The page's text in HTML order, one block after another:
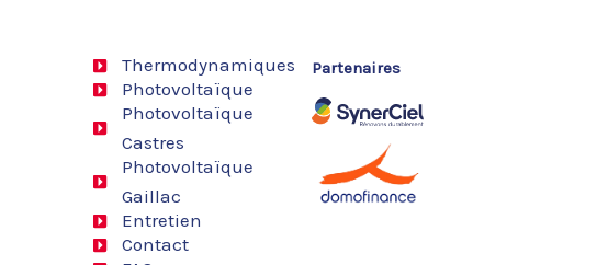
Thermodynamiques
Photovoltaïque
Photovoltaïque
Castres
Photovoltaïque
Gaillac
Entretien
Contact
Partenaires